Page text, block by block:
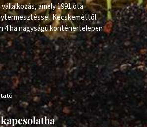
amely 1991 óta
Kecskeméttől
4 ha nagyságú konténertelepen